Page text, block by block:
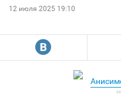
12 июля 2025 19:10
R